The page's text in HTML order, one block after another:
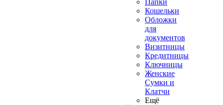
Папки
Кошельки
Обложки
для
документов
Визитницы
Кредитницы
Ключницы
Женские
Сумки и
Клатчи
Ещё